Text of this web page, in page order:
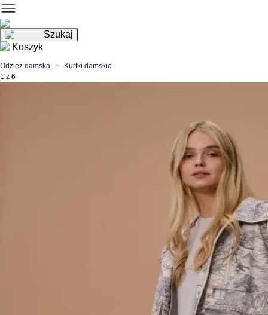
Szukaj
Koszyk
Odzież damska
Kurtki damskie
1 z 6